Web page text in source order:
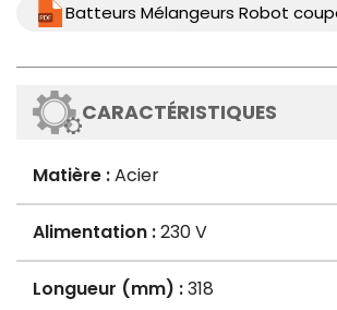
Batteurs Mélangeurs Robot
CARACTÉRISTIQUES
Matière :Acier
Alimentation :230 V
Longueur (mm) :318